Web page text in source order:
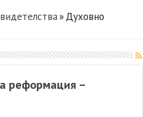
»Духовно
реформация –